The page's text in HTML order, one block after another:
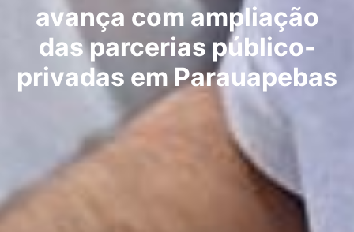
avança com ampliação
das parcerias público-
privadas em Parauapebas